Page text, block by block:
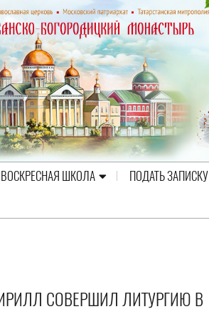
ВОСКРЕСНАЯ ШКОЛА ПОДАТЬ ЗАПИСКУ
СОВЕРШИЛ ЛИТУРГИЮ В